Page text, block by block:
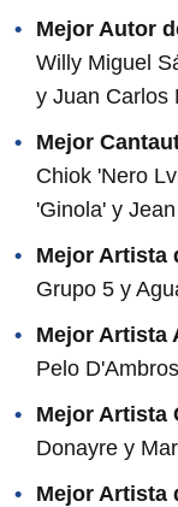
Mejor Autor
Willy Miguel
y Juan Carlos
Mejor
Chiok 'Nero
'Ginola' y
Mejor Artista
Grupo 5 y
Mejor Artista
Pelo
Mejor Artista
Donayre y
Mejor Artista